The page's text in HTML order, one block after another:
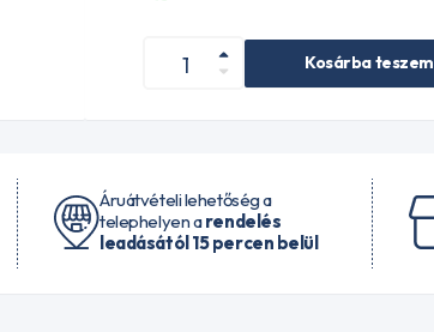
Kosárba teszem
Áruátvételi lehetőség a
telephelyen arendelés
leadásától 15 percen belül